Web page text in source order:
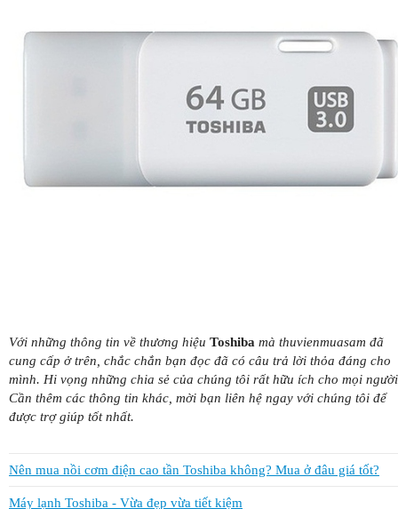
Với những thông tin về thương hiệu Toshiba mà thuvienmuasam đã
cung cấp ở trên, chắc chắn bạn đọc đã có câu trả lời thỏa đáng cho
mình. Hi vọng những chia sẻ của chúng tôi rất hữu ích cho mọi
Cần thêm các thông tin khác, mời bạn liên hệ ngay với chúng tôi để
được trợ giúp tốt nhất.
Nên mua nồi cơm điện cao tần Toshiba không? Mua ở đâu giá tốt?
Máy lạnh Toshiba - Vừa đẹp vừa tiết kiệm